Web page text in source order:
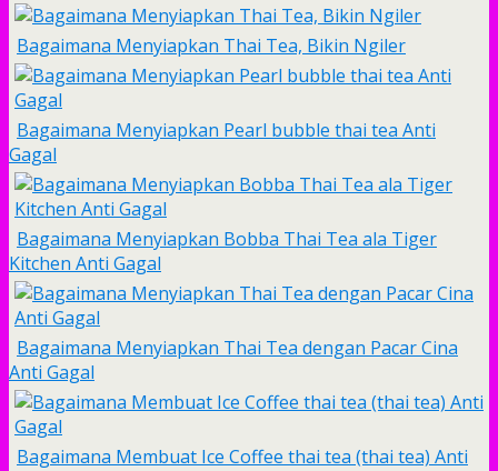
Bagaimana Menyiapkan Thai Tea, Bikin Ngiler
Bagaimana Menyiapkan Pearl bubble thai tea Anti
Gagal
Bagaimana Menyiapkan Bobba Thai Tea ala Tiger
Kitchen Anti Gagal
Bagaimana Menyiapkan Thai Tea dengan Pacar Cina
Anti Gagal
Bagaimana Membuat Ice Coffee thai tea (thai tea) Anti